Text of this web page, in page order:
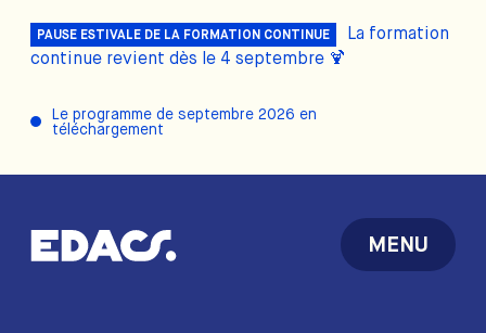
PAUSE ESTIVALE DE LA FORMATION CONTINUE
La formation
continue revient dès le 4 septembre 🍹
Le programme de septembre 2026 en
téléchargement
MENU